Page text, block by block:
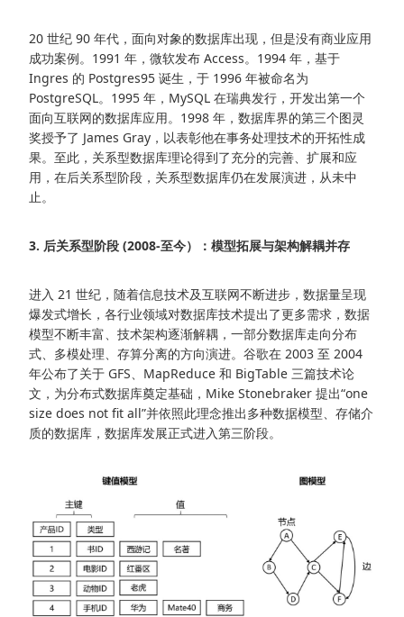
20 世纪 90 年代，面向对象的数据库出现，但是没有商业应用
成功案例。1991 年，微软发布 Access。1994 年，基于
Ingres 的 Postgres95 诞生，于 1996 年被命名为
PostgreSQL。1995 年，MySQL 在瑞典发行，开发出第一个
面向互联网的数据库应用。1998 年，数据库界的第三个图灵
奖授予了 James Gray，以表彰他在事务处理技术的开拓性成
果。至此，关系型数据库理论得到了充分的完善、扩展和应
用，在后关系型阶段，关系型数据库仍在发展演进，从未中
止。
3. 后关系型阶段 (2008-至今）：模型拓展与架构解耦并存
进入 21 世纪，随着信息技术及互联网不断进步，数据量呈现
爆发式增长，各行业领域对数据库技术提出了更多需求，数据
模型不断丰富、技术架构逐渐解耦，一部分数据库走向分布
式、多模处理、存算分离的方向演进。谷歌在 2003 至 2004
年公布了关于 GFS、MapReduce 和 BigTable 三篇技术论
文，为分布式数据库奠定基础，Mike Stonebraker 提出“one
size does not fit all”并依照此理念推出多种数据模型、存储介
质的数据库，数据库发展正式进入第三阶段。